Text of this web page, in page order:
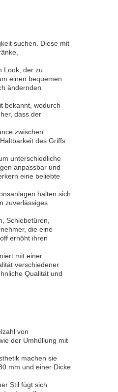
suchen. Diese mit
Look, der zu
einen bequemen
ändernden
bekannt, wodurch
dass der
zwischen
des Griffs
unterschiedliche
anpassbar und
eine beliebte
halten sich
zuverlässiges
Schiebetüren,
die eine
erhöht ihren
mit einer
verschiedener
Qualität und
von
der Umhüllung mit
machen sie
mm und einer Dicke
Stil fügt sich